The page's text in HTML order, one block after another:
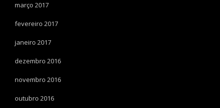
março 2017
fevereiro 2017
janeiro 2017
dezembro 2016
novembro 2016
outubro 2016